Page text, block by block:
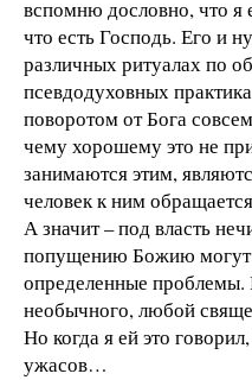
вспомню дословно, что я
что есть Господь. Его и
различных ритуалах по
псевдодуховных
поворотом от Бога
чему хорошему это не
занимаются этим,
человек к ним
А значит – под власть
попущению Божию могут
определенные проблемы.
необычного, любой
Но когда я ей это
ужасов…